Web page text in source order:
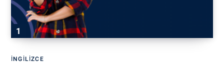
İNGILIZCE